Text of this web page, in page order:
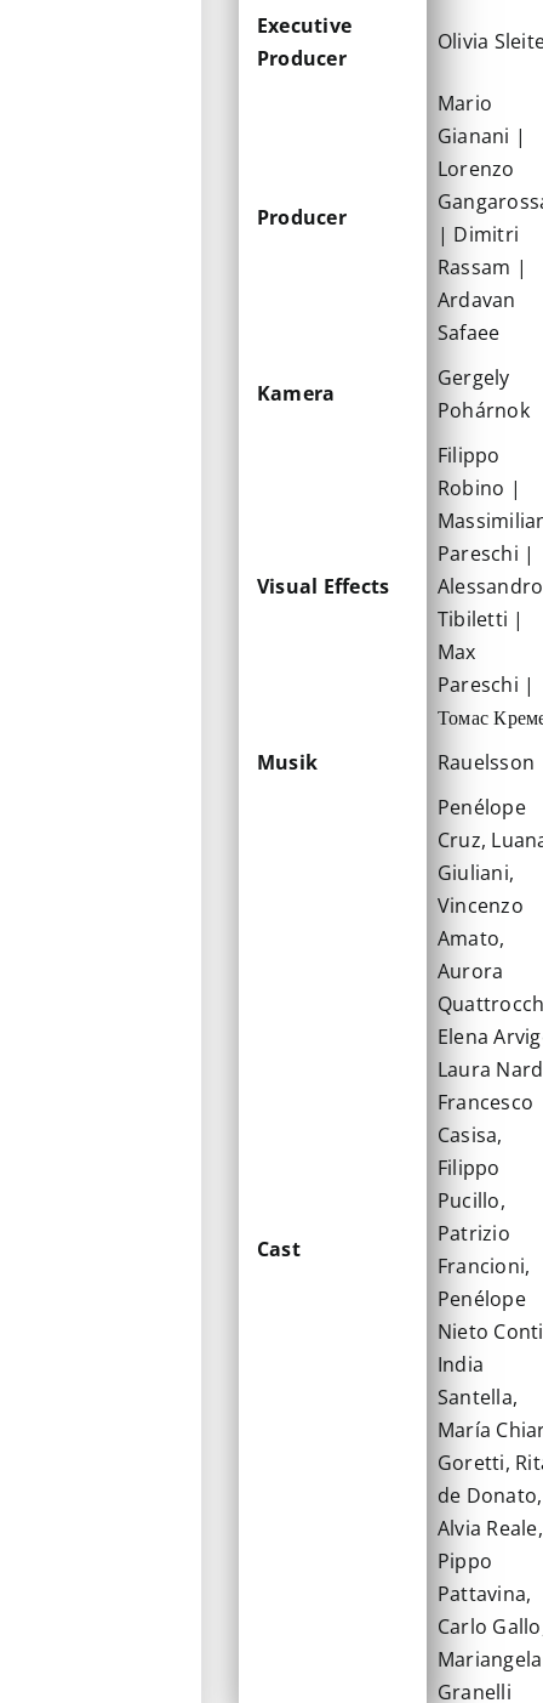
Executive
Producer
Olivia
Producer
Mario
Gianani |
Lorenzo
| Dimitri
Rassam |
Ardavan
Safaee
Kamera
Gergely
Pohárnok
Visual Effects
Filippo
Robino |
Pareschi |
Alessandro
Tibiletti |
Max
Pareschi |
Томас
Musik
Rauelsson
Cast
Penélope
Cruz,
Giuliani,
Vincenzo
Amato,
Aurora
Elena
Laura
Francesco
Casisa,
Filippo
Pucillo,
Patrizio
Francioni,
Penélope
Nieto
India
Santella,
María
Goretti,
de Donato,
Alvia Reale,
Pippo
Pattavina,
Carlo
Mariangela
Granelli